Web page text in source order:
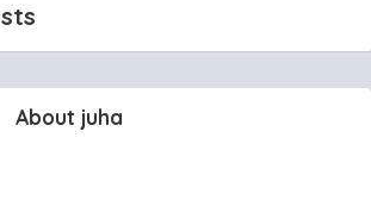
About juha